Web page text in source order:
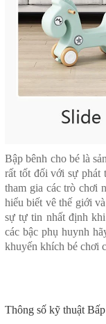
Bập bênh cho bélà
rất tốt đối với sự phát
tham gia các trò chơi
hiểu biết vê thế giới
sự tự tin nhất định
các bậc phụ huynh
khuyến khích bé chơi
Thông số kỹ thuật